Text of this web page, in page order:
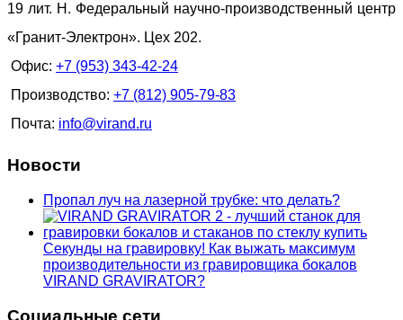
19 лит. Н. Федеральный научно-производственный центр
«Гранит-Электрон». Цех 202.
Офис: +7 (953) 343-42-24
Производство: +7 (812) 905-79-83
Почта: info@virand.ru
Новости
Пропал луч на лазерной трубке: что делать?
Секунды на гравировку! Как выжать максимум
производительности из гравировщика бокалов
VIRAND GRAVIRATOR?
Социальные сети